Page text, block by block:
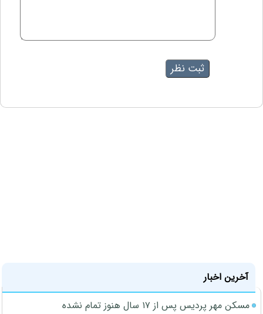
آخرین اخبار
مسکن مهر پردیس پس از ۱۷ سال هنوز تمام نشده